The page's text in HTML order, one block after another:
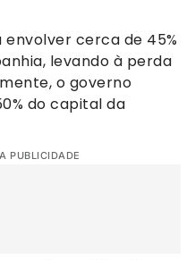
cerca de 45%
levando à perda
o governo
do capital da
PUBLICIDADE